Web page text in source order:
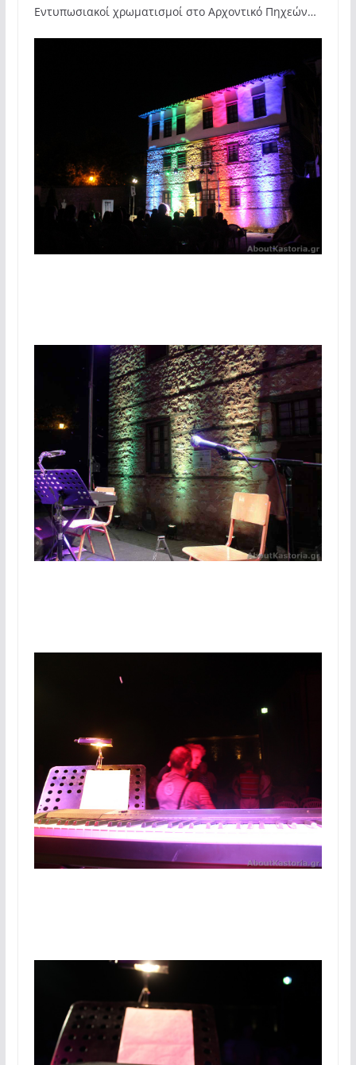
Εντυπωσιακοί χρωματισμοί στο Αρχοντικό Πηχεών…